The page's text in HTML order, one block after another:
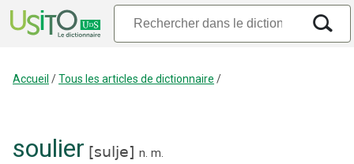
Accueil /Tous les articles de dictionnaire /
soulier [sulje] n. m.